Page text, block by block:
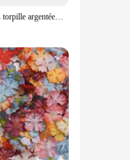
Jeu de fléchettes torpille argentées en aluminium bleu pour adultes, aile Aurora bleue, jeu de lancer, divertissement d'entraînement, 22g, 3 pièces par ensemble, le plus récent